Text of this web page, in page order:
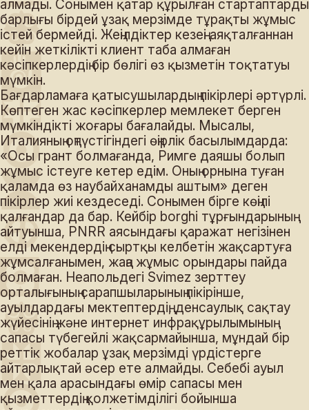
алмады. Сонымен қатар құрылған стартаптардың
барлығы бірдей ұзақ мерзімде тұрақты жұмыс
істей бермейді. Жеңілдіктер кезеңі аяқталғаннан
кейін жеткілікті клиент таба алмаған
кәсіпкерлердің бір бөлігі өз қызметін тоқтатуы
мүмкін.
Бағдарламаға қатысушылардың пікірлері әртүрлі.
Көптеген жас кәсіпкерлер мемлекет берген
мүмкіндікті жоғары бағалайды. Мысалы,
Италияның оңтүстігіндегі өңірлік басылымдарда:
«Осы грант болмағанда, Римге даяшы болып
жұмыс істеуге кетер едім. Оның орнына туған
қаламда өз наубайханамды аштым» деген
пікірлер жиі кездеседі. Сонымен бірге көңілі
қалғандар да бар. Кейбір borghi тұрғындарының
айтуынша, PNRR аясындағы қаражат негізінен
елді мекендердің сыртқы келбетін жақсартуға
жұмсалғанымен, жаңа жұмыс орындары пайда
болмаған. Неапольдегі Svimez зерттеу
орталығының сарапшыларының пікірінше,
ауылдардағы мектептердің, денсаулық сақтау
жүйесінің және интернет инфрақұрылымының
сапасы түбегейлі жақсармайынша, мұндай бір
реттік жобалар ұзақ мерзімді үрдістерге
айтарлықтай әсер ете алмайды. Себебі ауыл
мен қала арасындағы өмір сапасы мен
қызметтердің қолжетімділігі бойынша